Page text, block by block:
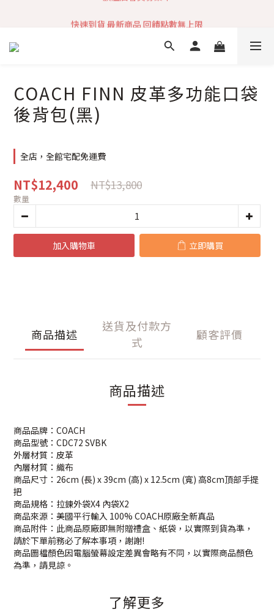
快速到貨 最新商品 回饋點數無上限
加入社群 獲取最新商品資訊
COACH FINN 皮革多功能口袋
後背包(黑)
全店，全館宅配免運費
NT$12,400 NT$13,800
數量
加入購物車 立即購買
商品描述
送貨及付款方
式
顧客評價
商品描述
商品品牌：COACH
商品型號：CDC72 SVBK
外層材質：皮革
內層材質：織布
商品尺寸：26cm (長) x 39cm (高) x 12.5cm (寬) 高8cm頂部手提
把
商品規格：拉鍊外袋X4 內袋X2
商品來源：美國平行輸入 100% COACH原廠全新真品
商品附件：此商品原廠即無附贈禮盒、紙袋，以實際到貨為準，
請於下單前務必了解本事項，謝謝!
商品圖檔顏色因電腦螢幕設定差異會略有不同，以實際商品顏色
為準，請見諒。
了解更多